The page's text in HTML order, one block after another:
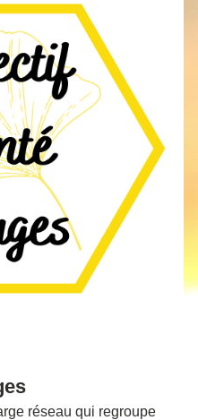
réseau qui regroupe